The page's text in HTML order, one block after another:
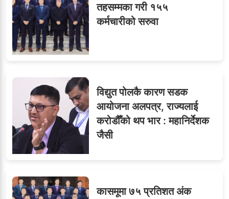
तहसम्मका गरी १५५
कर्मचारीको सरुवा
विद्युत पोलकै कारण सडक
आयोजना अलपत्र, राज्यलाई
करोडौँको थप भार : महानिर्देशक
जैसी
कासमूमा ७५ प्रतिशत अंक